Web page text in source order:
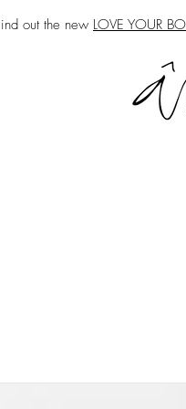
out the new LOVE YOUR